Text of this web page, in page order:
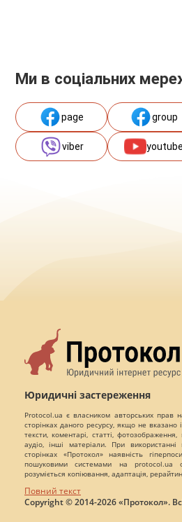
Ми в соціальних
page group
viber youtube
Юридичні застереження
Protocol.ua є власником авторських прав
сторінках даного ресурсу, якщо не
тексти, коментарі, статті,
аудіо, інші матеріали. При
сторінках «Протокол» наявність
пошуковими системами на protocol.ua
розуміється копіювання, адаптація,
Повний текст
Copyright © 2014-2026 «Протокол».